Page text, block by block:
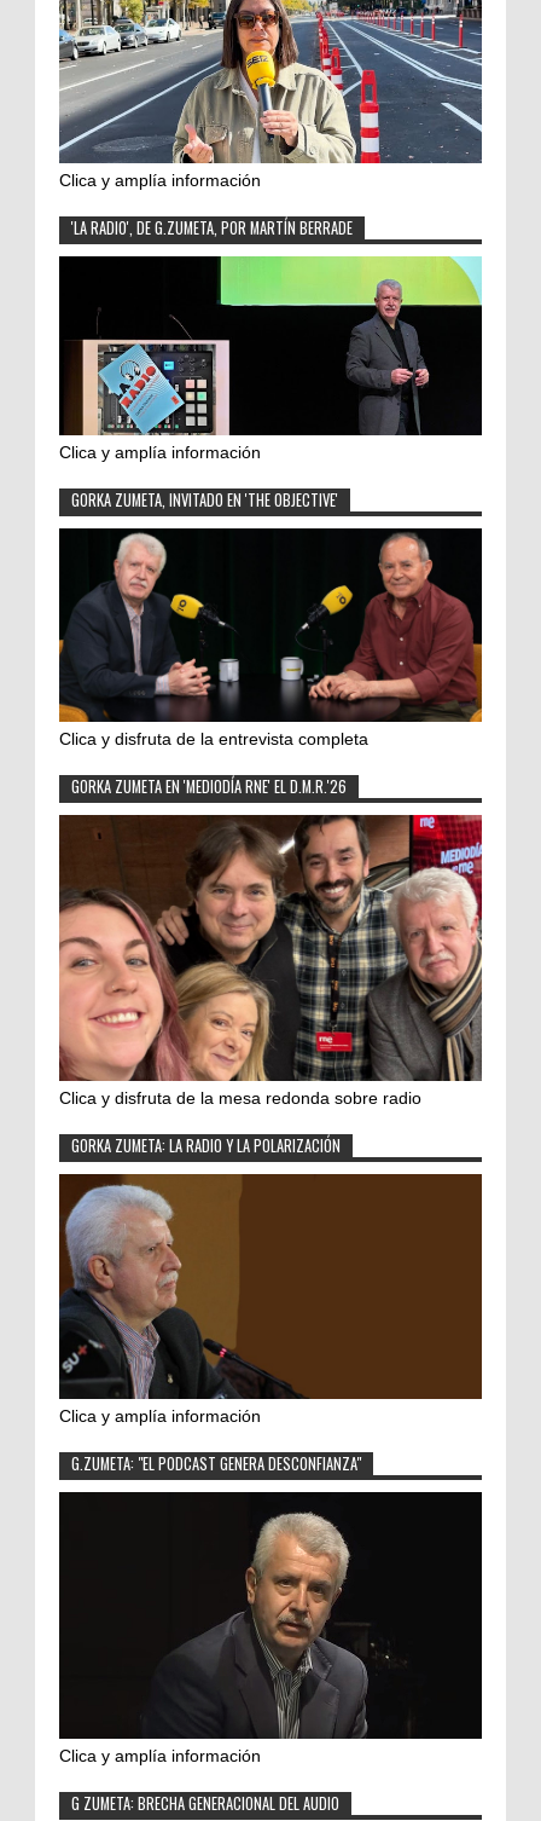
Clica y amplía información
'LA RADIO', DE G.ZUMETA, POR MARTÍN BERRADE
Clica y amplía información
GORKA ZUMETA, INVITADO EN 'THE OBJECTIVE'
Clica y disfruta de la entrevista completa
GORKA ZUMETA EN 'MEDIODÍA RNE' EL D.M.R.'26
Clica y disfruta de la mesa redonda sobre radio
GORKA ZUMETA: LA RADIO Y LA POLARIZACIÓN
Clica y amplía información
G.ZUMETA: "EL PODCAST GENERA DESCONFIANZA"
Clica y amplía información
G ZUMETA: BRECHA GENERACIONAL DEL AUDIO